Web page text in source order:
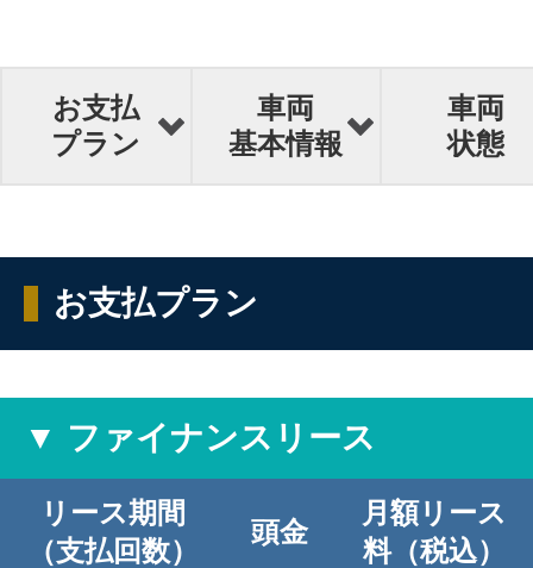
お支払
プラン
車両
基本情報
車両
状態
お支払プラン
▼ ファイナンスリース
リース期間
（支払回数）
頭金
月額リース
料（税込）